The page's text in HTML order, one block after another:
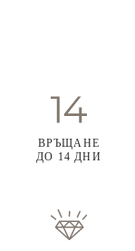
ВРЪЩАНЕ
ДО 14 ДНИ